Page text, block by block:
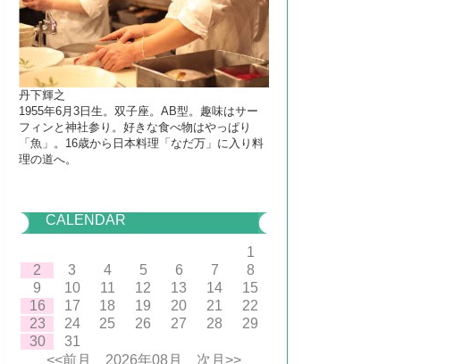
丹下輝之
1955年6月3日生。双子座。AB型。趣味はサー
フィンと神社参り。好きな食べ物はやっぱり
「魚」。16歳から日本料理「なだ万」に入り料
理の道へ。
CALENDAR
1
2
3 4 5 6 7
8
9
10 11 12 13 14
15
16
17 18 19 20 21
22
23
24 25 26 27 28
29
30
31
<<前月
2026年08月 次月>>